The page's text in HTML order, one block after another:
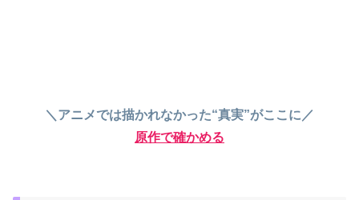
＼アニメでは描かれなかった“真実”がここに／
原作で確かめる